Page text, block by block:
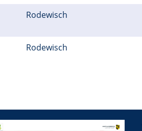
Rodewisch
Rodewisch